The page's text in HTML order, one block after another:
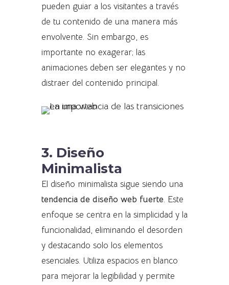
pueden guiar a los visitantes a través
de tu contenido de una manera más
envolvente. Sin embargo, es
importante no exagerar; las
animaciones deben ser elegantes y no
distraer del contenido principal.
3. Diseño
Minimalista
El diseño minimalista sigue siendo una
tendencia de diseño web fuerte. Este
enfoque se centra en la simplicidad y la
funcionalidad, eliminando el desorden
y destacando solo los elementos
esenciales. Utiliza espacios en blanco
para mejorar la legibilidad y permite